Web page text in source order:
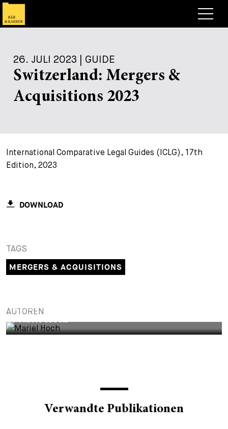
Expertise
Corporate News
Briefing
Publikation
Guide
Über Bär & Karrer
Karriere
Übersicht
Substituten
Kurzpraktikanten
Assistenzen
Stellen
Bewerbungsprozess
Fragen und Antworten
Ihre Karriere
Ihre Karriere bei uns
Suche
26. JULI 2023 | GUIDE
Switzerland: Mergers &
Acquisitions 2023
International Comparative Legal Guides (ICLG), 17th
Edition, 2023
DOWNLOAD
TAGS
MERGERS & ACQUISITIONS
AUTOREN
PARTNER
Mariel Hoch
Verwandte Publikationen